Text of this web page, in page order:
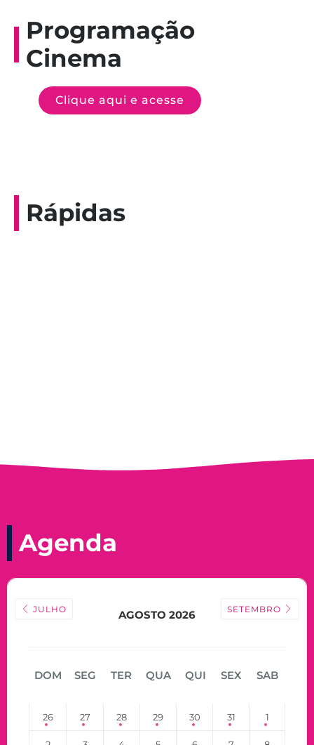
Programação
Cinema
Clique aqui e acesse
Rápidas
Agenda
JULHO AGOSTO 2026 SETEMBRO
DOM SEG TER QUA QUI SEX SAB
26 27 28 29 30 31 1